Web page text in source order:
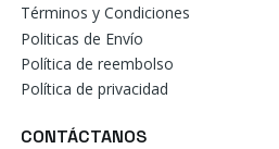
Términos y Condiciones
Politicas de Envío
Política de reembolso
Política de privacidad
CONTÁCTANOS